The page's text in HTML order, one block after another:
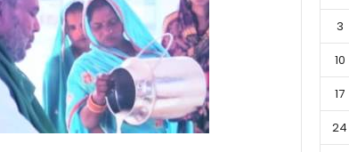
3
10
17
24